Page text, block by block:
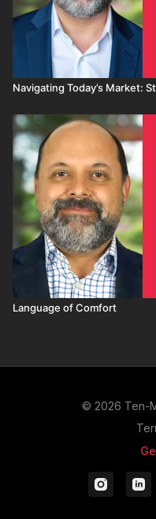
Navigating Today’s Market:
Language of Comfort
© 2026 Ten-